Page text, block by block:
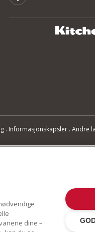
. Informasjonskapsler. Andre
dine –